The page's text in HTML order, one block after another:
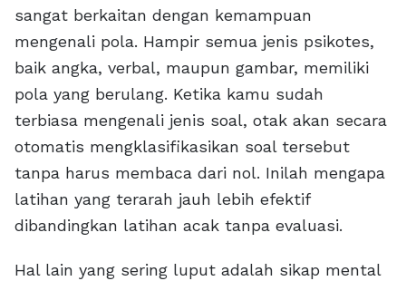
sangat berkaitan dengan kemampuan
mengenali pola. Hampir semua jenis psikotes,
baik angka, verbal, maupun gambar, memiliki
pola yang berulang. Ketika kamu sudah
terbiasa mengenali jenis soal, otak akan secara
otomatis mengklasifikasikan soal tersebut
tanpa harus membaca dari nol. Inilah mengapa
latihan yang terarah jauh lebih efektif
dibandingkan latihan acak tanpa evaluasi.
Hal lain yang sering luput adalah sikap mental